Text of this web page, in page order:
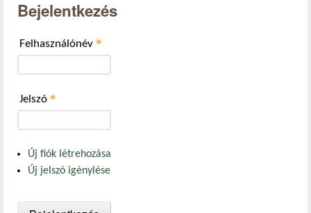
Bejelentkezés
Felhasználónév *
Jelszó *
Új fiók létrehozása
Új jelszó igénylése